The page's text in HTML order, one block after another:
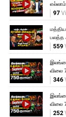
97
பலத்த
559
விலை
346
விலை
252